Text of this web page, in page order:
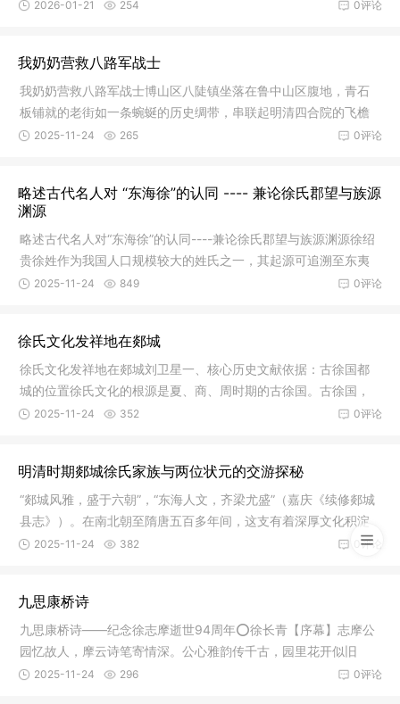
口上人头
0评论
2026-01-21 254
我奶奶营救八路军战士
我奶奶营救八路军战士博山区八陡镇坐落在鲁中山区腹地，青石
板铺就的老街如一条蜿蜒的历史绸带，串联起明清四合院的飞檐
翘角与古
0评论
2025-11-24 265
略述古代名人对 “东海徐”的认同 ---- 兼论徐氏郡望与族源
渊源
略述古代名人对“东海徐”的认同----兼论徐氏郡望与族源渊源徐绍
贵徐姓作为我国人口规模较大的姓氏之一，其起源可追溯至东夷
部落
0评论
2025-11-24 849
徐氏文化发祥地在郯城
徐氏文化发祥地在郯城刘卫星一、核心历史文献依据：古徐国都
城的位置徐氏文化的根源是夏、商、周时期的古徐国。古徐国，
又称徐夷
0评论
2025-11-24 352
明清时期郯城徐氏家族与两位状元的交游探秘
“郯城风雅，盛于六朝”，“东海人文，齐梁尤盛”（嘉庆《续修郯城
县志》）。在南北朝至隋唐五百多年间，这支有着深厚文化积淀
的
0评论
2025-11-24 382
九思康桥诗
九思康桥诗——纪念徐志摩逝世94周年⭕徐长青【序幕】志摩公
园忆故人，摩云诗笔寄情深。公心雅韵传千古，园里花开似旧
音。2025年
0评论
2025-11-24 296